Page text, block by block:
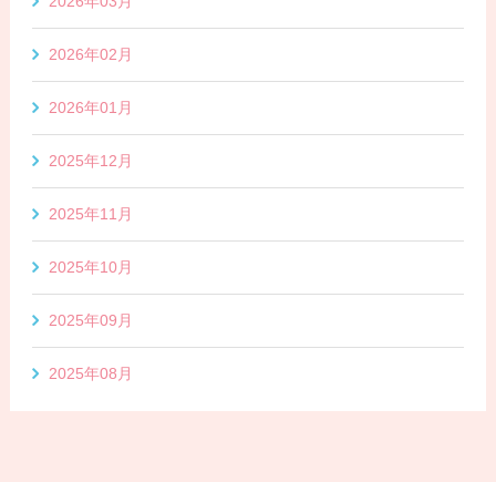
2026年02月
2026年01月
2025年12月
2025年11月
2025年10月
2025年09月
2025年08月